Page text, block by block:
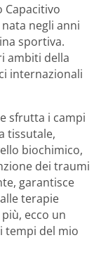
Capacitivo
negli anni
sportiva.
ambiti della
internazionali
sfrutta i campi
tissutale,
biochimico,
dei traumi
garantisce
terapie
ecco un
tempi del mio